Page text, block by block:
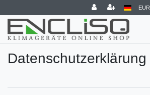
EUR
Daten­schutz­erklärung